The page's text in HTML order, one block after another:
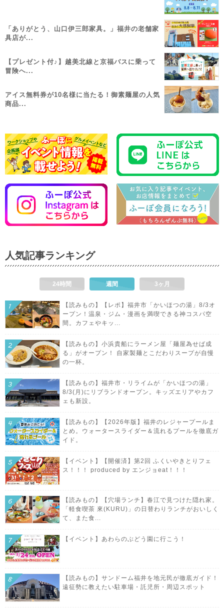
「ありがとう、山口伊三郎家具。」福井の老舗家
具店が...
【プレゼント付♪】越美北線と京福バスに乗って
冒険へ...
アイス無料券が10名様に当たる！御素麺屋の人気
商品...
人気記事ランキング
24時間 週間 3ヶ月
【読みもの】【レポ】福井市「かいほつの湯」8/3オ
ープン！温泉・ジム・漫画を満喫できる神コスパ空
間。カフェやキッ...
【読みもの】小浜貴船にラーメン屋「麺屋為せば成
る」がオープン！ 自家製麺とこだわりスープが自慢
の一杯。
【読みもの】福井市・リライムが「かいほつの湯」
8/3(月)にリブランドオープン。キッズエリアやカフ
ェも新設。
【読みもの】【2026年版】福井のレジャープールま
とめ。ウォータースライダー＆流れるプールを徹底ガ
イド。
【イベント】【開催済】第2回 ふくいやきとりフェ
ス！！！ produced by エンジョeat！！！
【読みもの】【穴場ランチ】春江で見つけた隠れ家。
「軽食喫茶 來(KURU)」の日替わりランチがおいしく
て、また食...
【イベント】あわらのぶどう園に行こう！
【読みもの】サンドーム福井を地元民が徹底ガイド！
遠征勢に教えたい駐車場・託児所・周辺スポット